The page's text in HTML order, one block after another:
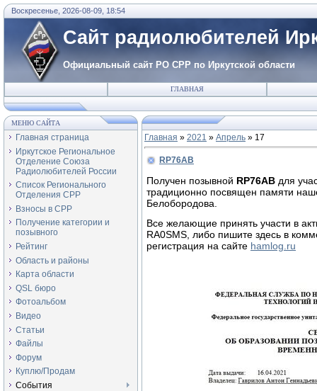
Воскресенье, 2026-08-09, 18:54
Сайт радиолюбителей
Официальный сайт РО СРР по Иркутской области
ГЛАВНАЯ
МЕНЮ САЙТА
Главная страница
Иркутское Региональное
Отделение Союза
Радиолюбителей России
Список Регионального
Отделения СРР
Взносы в СРР
Получение категории и
позывного
Рейтинг
Область и районы
Карта области
QSL бюро
Фотоальбом
Видео
Статьи
Файлы
Форум
Куплю/Продам
События
Главная » 2021 » Апрель » 17
RP76AB
Получен позывной RP76AB для
традиционно посвящен памяти
Белобородова.
Все желающие принять участи в
RA0SMS, либо пишите здесь в
регистрация на сайте hamlog.ru